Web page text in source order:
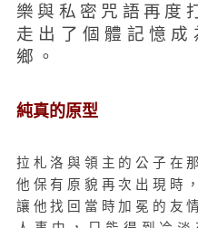
樂與私密咒語再
走出了個體記憶
鄉。
純真的原型
拉札洛與領主的公子在
他保有原貌再次出現時
讓他找回當時加冕的友